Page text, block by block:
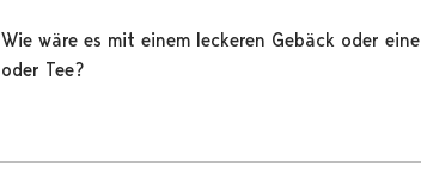
Wie wäre es mit einem leckeren Gebäck oder
oder Tee?